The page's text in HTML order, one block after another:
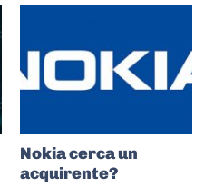
Nokia cerca un
acquirente?